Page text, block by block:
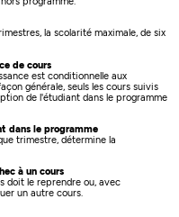
la scolarité maximale, de six
de cours
est conditionnelle aux
générale, seuls les cours suivis
de l'étudiant dans le programme
dans le programme
trimestre, détermine la
à un cours
doit le reprendre ou, avec
un autre cours.